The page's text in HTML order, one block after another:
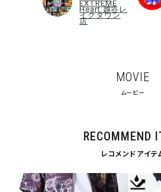
サイズ
36inc
KIDS
tune 絞り込んで検
EXTREME
Heart 越谷レ
イクタウン
店
MOVIE
ムービー
RECOMMEND
レコメンドアイテ